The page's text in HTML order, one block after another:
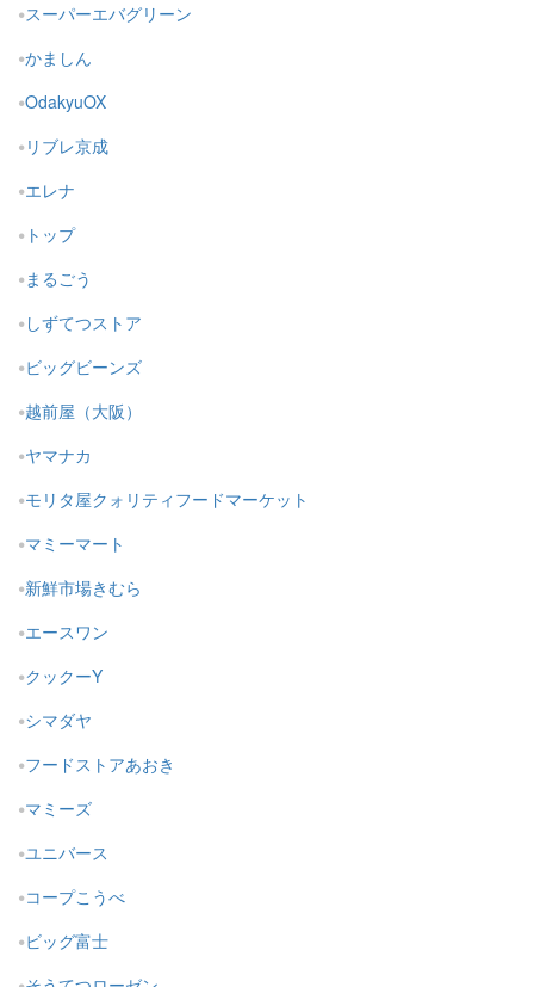
スーパーエバグリーン
かましん
OdakyuOX
リブレ京成
エレナ
トップ
まるごう
しずてつストア
ビッグビーンズ
越前屋（大阪）
ヤマナカ
モリタ屋クォリティフードマーケット
マミーマート
新鮮市場きむら
エースワン
クックーY
シマダヤ
フードストアあおき
マミーズ
ユニバース
コープこうべ
ビッグ富士